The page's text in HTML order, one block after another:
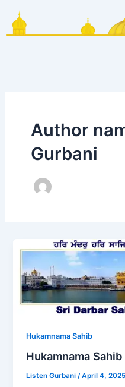
content
Author
Gurbani
Hukamnama Sahib
Hukamnama
Listen Gurbani/April 4, 2025
pagination